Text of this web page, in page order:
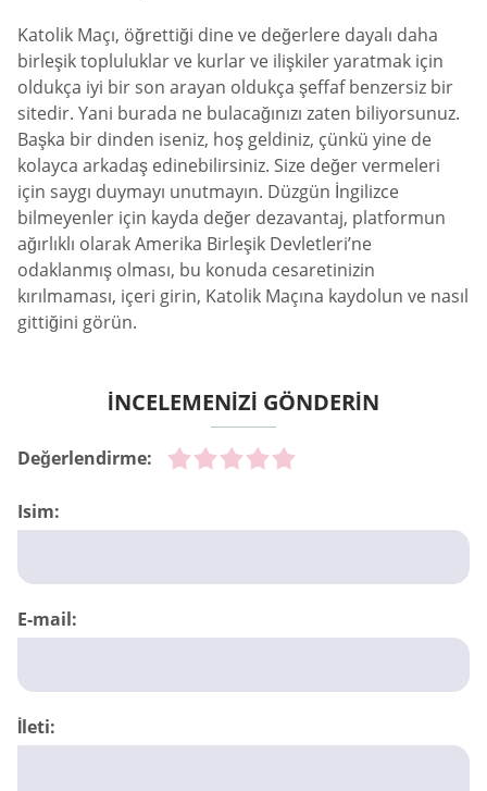
Katolik Maçı, öğrettiği dine ve değerlere dayalı daha
birleşik topluluklar ve kurlar ve ilişkiler yaratmak için
oldukça iyi bir son arayan oldukça şeffaf benzersiz bir
sitedir. Yani burada ne bulacağınızı zaten biliyorsunuz.
Başka bir dinden iseniz, hoş geldiniz, çünkü yine de
kolayca arkadaş edinebilirsiniz. Size değer vermeleri
için saygı duymayı unutmayın. Düzgün İngilizce
bilmeyenler için kayda değer dezavantaj, platformun
ağırlıklı olarak Amerika Birleşik Devletleri’ne
odaklanmış olması, bu konuda cesaretinizin
kırılmaması, içeri girin, Katolik Maçına kaydolun ve nasıl
gittiğini görün.
İNCELEMENİZİ GÖNDERİN
Değerlendirme:
Isim:
E-mail:
İleti: